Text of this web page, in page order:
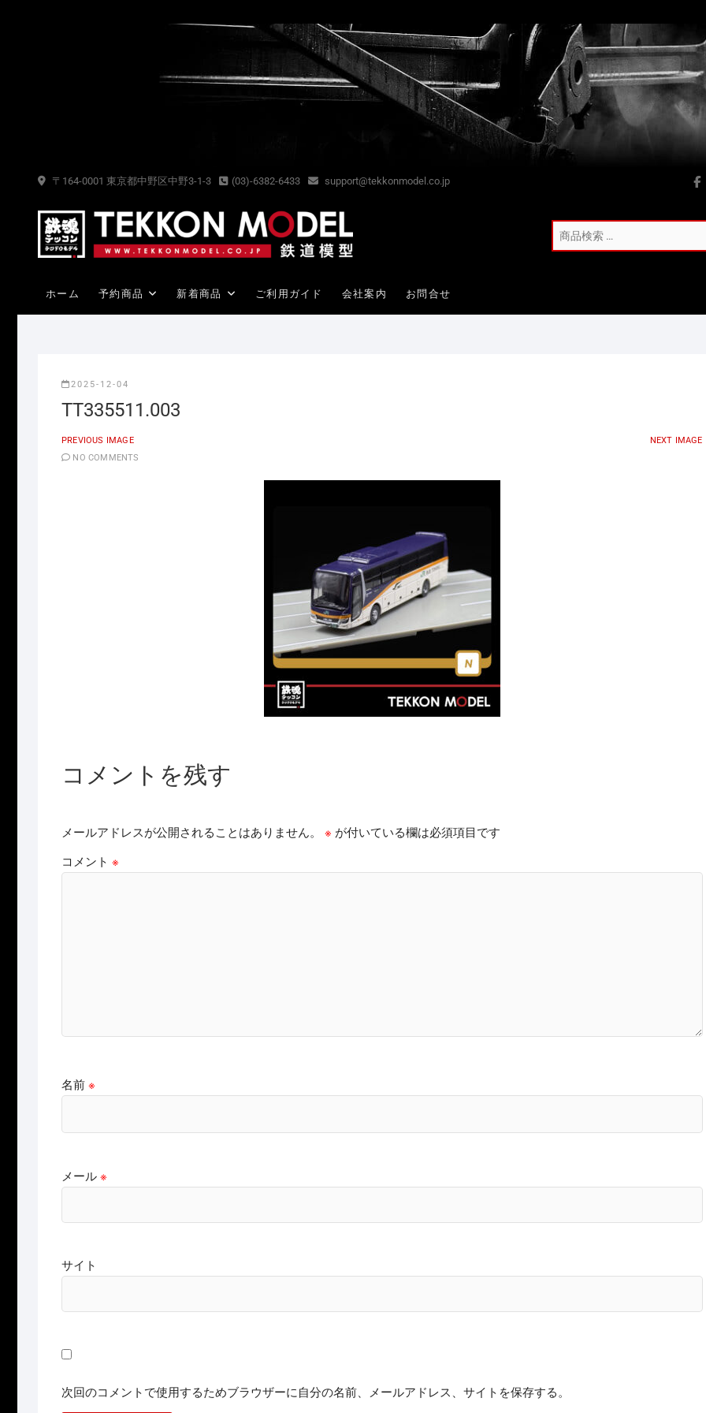
〒164-0001 東京都中野区中野3-1-3 (03)-6382-6433 support@tekkonmodel.co.jp
ホーム 予約商品 新着商品 ご利用ガイド 会社案内 お問合せ
2025-12-04
TT335511.003
PREVIOUS IMAGE
NEXT IMAGE
NO COMMENTS
コメントを残す
メールアドレスが公開されることはありません。 ※ が付いている欄は必須項目です
コメント ※
名前 ※
メール ※
サイト
次回のコメントで使用するためブラウザーに自分の名前、メールアドレス、サイトを保存する。